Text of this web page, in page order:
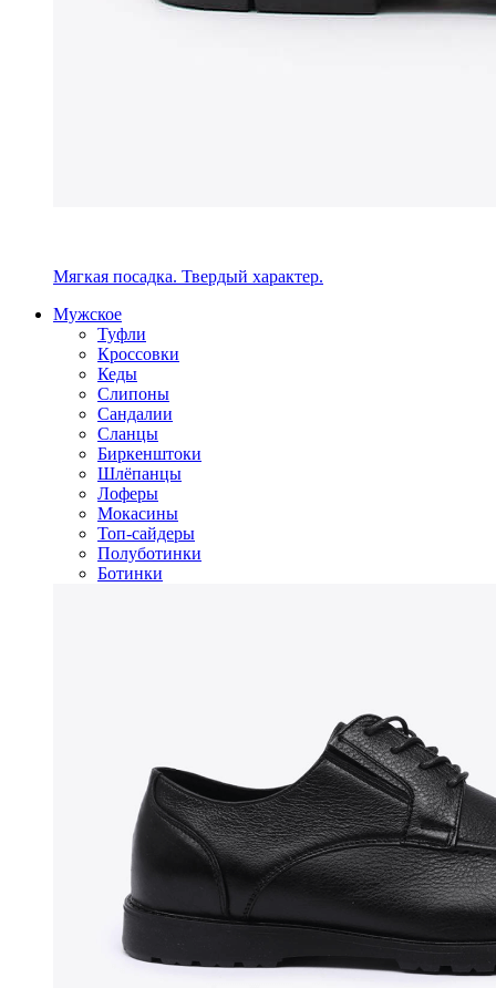
Мягкая посадка. Твердый характер.
Мужское
Туфли
Кроссовки
Кеды
Слипоны
Сандалии
Сланцы
Биркенштоки
Шлёпанцы
Лоферы
Мокасины
Топ-сайдеры
Полуботинки
Ботинки